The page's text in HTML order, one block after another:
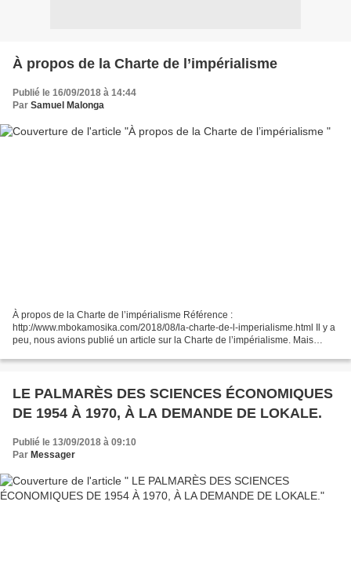
À propos de la Charte de l’impérialisme
Publié le 16/09/2018 à 14:44
Par Samuel Malonga
À propos de la Charte de l’impérialisme Référence :
http://www.mbokamosika.com/2018/08/la-charte-de-l-imperialisme.html Il y a
peu, nous avions publié un article sur la Charte de l’impérialisme. Mais
LE PALMARÈS DES SCIENCES ÉCONOMIQUES
DE 1954 À 1970, À LA DEMANDE DE LOKALE.
Publié le 13/09/2018 à 09:10
Par Messager